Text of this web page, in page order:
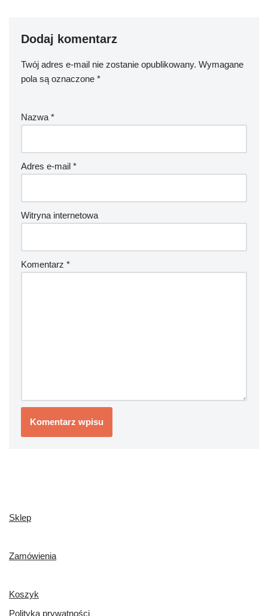
Dodaj komentarz
Twój adres e-mail nie zostanie opublikowany. Wymagane
pola są oznaczone *
Nazwa *
Adres e-mail *
Witryna internetowa
Komentarz *
Sklep
Zamówienia
Koszyk
Polityka prywatności